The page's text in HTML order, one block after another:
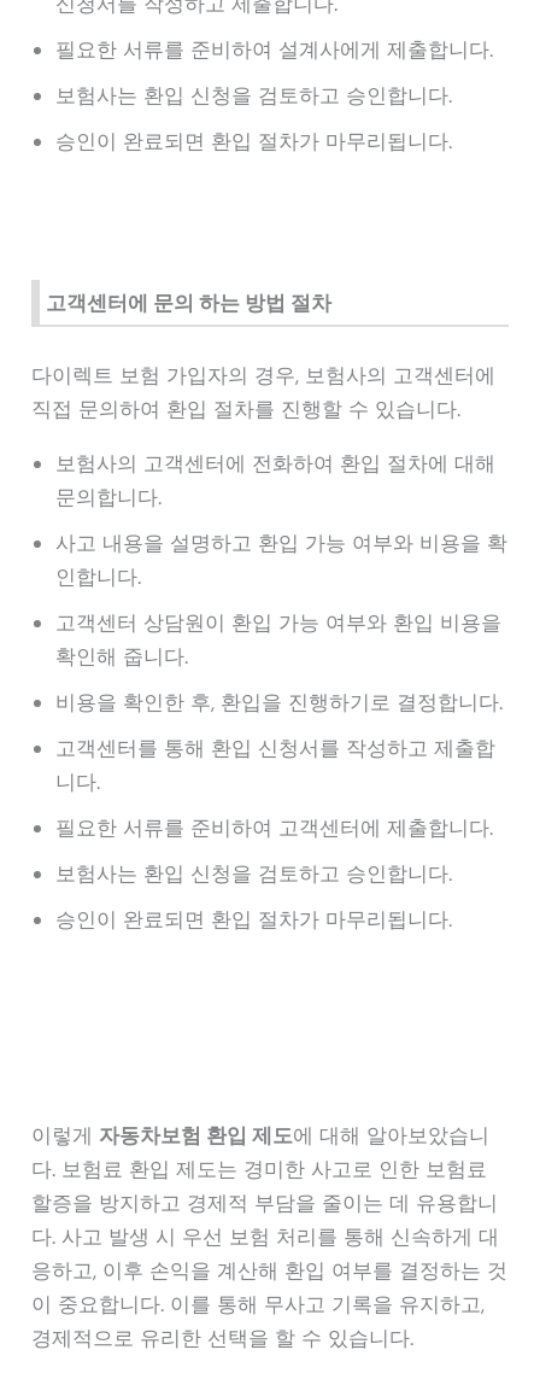
필요한 서류를 준비하여 설계사에게 제출합니다.
보험사는 환입 신청을 검토하고 승인합니다.
승인이 완료되면 환입 절차가 마무리됩니다.
고객센터에 문의 하는 방법 절차
다이렉트 보험 가입자의 경우, 보험사의 고객센터에
직접 문의하여 환입 절차를 진행할 수 있습니다.
보험사의 고객센터에 전화하여 환입 절차에 대해
문의합니다.
사고 내용을 설명하고 환입 가능 여부와 비용을 확
인합니다.
고객센터 상담원이 환입 가능 여부와 환입 비용을
확인해 줍니다.
비용을 확인한 후, 환입을 진행하기로 결정합니다.
고객센터를 통해 환입 신청서를 작성하고 제출합
니다.
필요한 서류를 준비하여 고객센터에 제출합니다.
보험사는 환입 신청을 검토하고 승인합니다.
승인이 완료되면 환입 절차가 마무리됩니다.
이렇게 자동차보험 환입 제도에 대해 알아보았습니
다. 보험료 환입 제도는 경미한 사고로 인한 보험료
할증을 방지하고 경제적 부담을 줄이는 데 유용합니
다. 사고 발생 시 우선 보험 처리를 통해 신속하게 대
응하고, 이후 손익을 계산해 환입 여부를 결정하는 것
이 중요합니다. 이를 통해 무사고 기록을 유지하고,
경제적으로 유리한 선택을 할 수 있습니다.